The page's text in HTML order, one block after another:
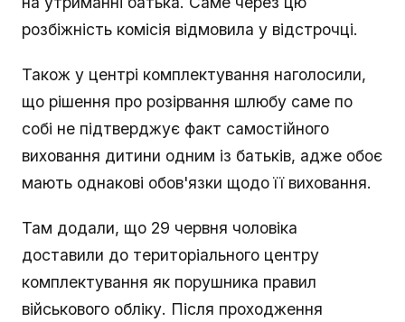
розбіжність комісія відмовила у відстрочці.
Також у центрі комплектування наголосили,
що рішення про розірвання шлюбу саме по
собі не підтверджує факт самостійного
виховання дитини одним із батьків, адже обоє
мають однакові обов'язки щодо її виховання.
Там додали, що 29 червня чоловіка
доставили до територіального центру
комплектування як порушника правил
військового обліку. Після проходження